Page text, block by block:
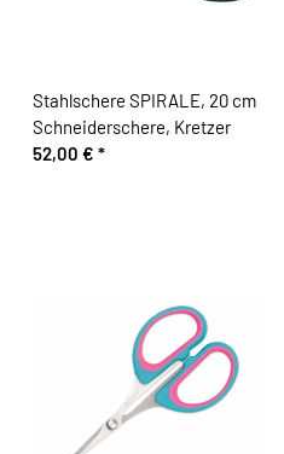
Stahlschere SPIRALE, 20 cm
Schneiderschere, Kretzer
52,00 € *